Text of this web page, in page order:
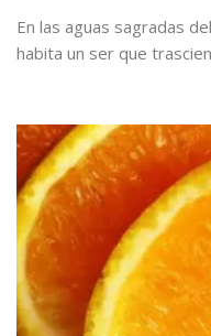
En las aguas sagradas
habita un ser que